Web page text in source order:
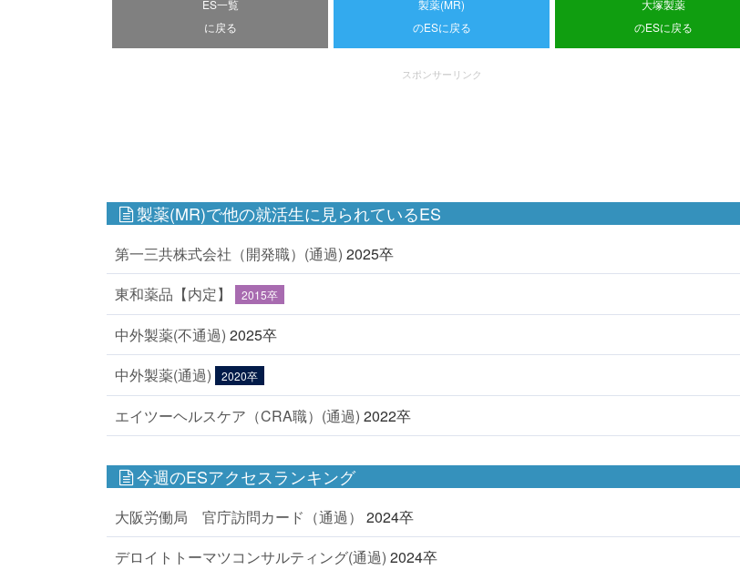
ES一覧
に戻る
製薬(MR)
のESに戻る
大塚製薬
のESに戻る
スポンサーリンク
製薬(MR)で他の就活生に見られているES
第一三共株式会社（開発職）(通過) 2025卒
東和薬品【内定】
2015卒
中外製薬(不通過) 2025卒
中外製薬(通過)
2020卒
エイツーヘルスケア（CRA職）(通過) 2022卒
今週のESアクセスランキング
大阪労働局 官庁訪問カード（通過）
2024卒
デロイトトーマツコンサルティング(通過) 2024卒